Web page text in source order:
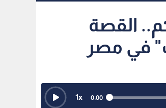
القصة
في مصر
0:00
1x